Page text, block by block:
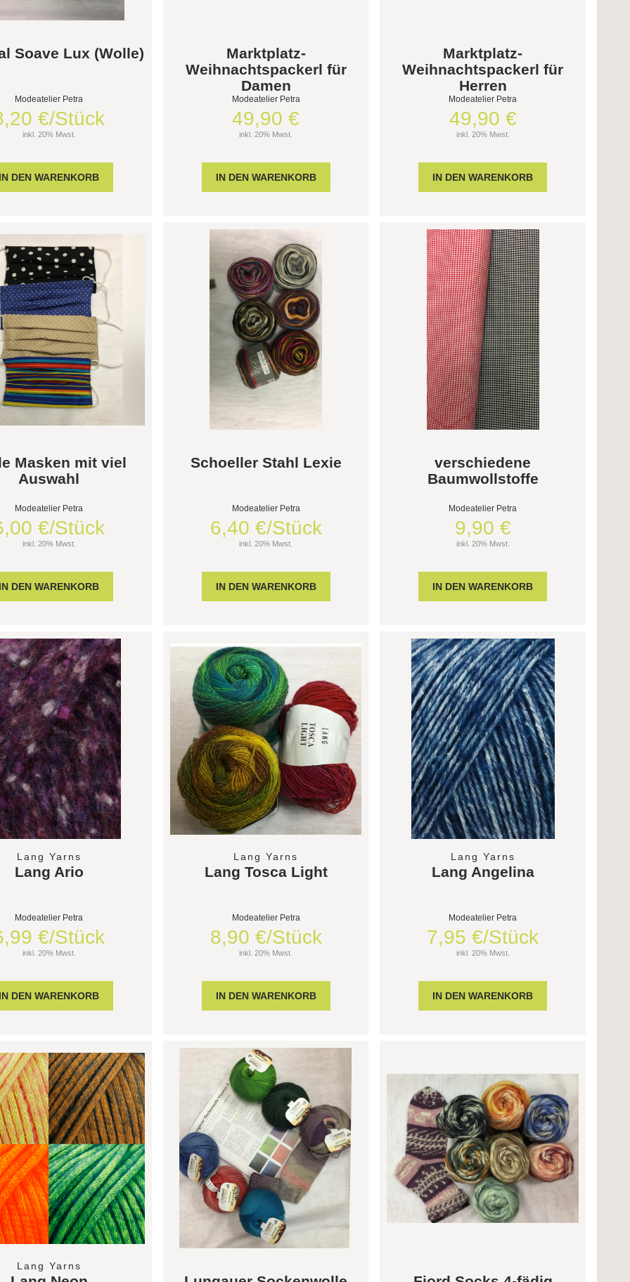
Soave Lux (Wolle)
Modeatelier Petra
€/Stück
inkl. 20% Mwst.
Marktplatz-
Weihnachtspackerl für
Damen
Modeatelier Petra
49,90 €
inkl. 20% Mwst.
Marktplatz-
Weihnachtspackerl für
Herren
Modeatelier Petra
49,90 €
inkl. 20% Mwst.
Masken mit viel
Auswahl
Modeatelier Petra
€/Stück
inkl. 20% Mwst.
Schoeller Stahl Lexie
Modeatelier Petra
6,40 €/Stück
inkl. 20% Mwst.
verschiedene
Baumwollstoffe
Modeatelier Petra
9,90 €
inkl. 20% Mwst.
Lang Yarns
Lang Ario
Modeatelier Petra
€/Stück
inkl. 20% Mwst.
Lang Yarns
Lang Tosca Light
Modeatelier Petra
8,90 €/Stück
inkl. 20% Mwst.
Lang Yarns
Lang Angelina
Modeatelier Petra
7,95 €/Stück
inkl. 20% Mwst.
Lang Yarns